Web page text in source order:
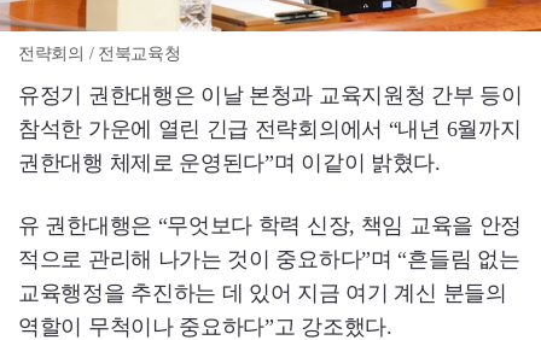
전략회의 / 전북교육청
유정기 권한대행은 이날 본청과 교육지원청 간부 등이
참석한 가운에 열린 긴급 전략회의에서 “내년 6월까지
권한대행 체제로 운영된다”며 이같이 밝혔다.
유 권한대행은 “무엇보다 학력 신장, 책임 교육을 안정
적으로 관리해 나가는 것이 중요하다”며 “흔들림 없는
교육행정을 추진하는 데 있어 지금 여기 계신 분들의
역할이 무척이나 중요하다”고 강조했다.